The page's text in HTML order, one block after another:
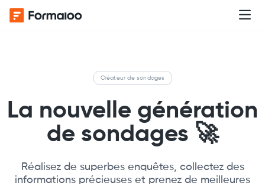
Créateur de sondages
La nouvelle génération
de sondages 🚀
Réalisez de superbes enquêtes, collectez des
informations précieuses et prenez de meilleures